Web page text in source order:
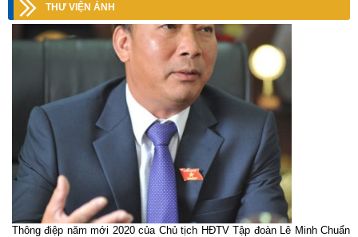
THƯ VIỆN ẢNH
Thông điệp năm mới 2020 của Chủ tịch HĐTV Tập đoàn Lê Minh Chuẩn